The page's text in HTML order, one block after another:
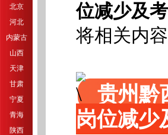
北京
河北
内蒙古
山西
天津
甘肃
宁夏
青海
陕西
位减少及
将相关内
贵州黔
岗位减少